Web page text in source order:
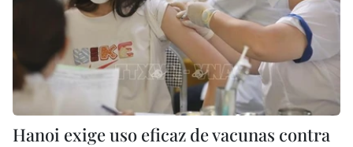
Hanoi exige uso eficaz de vacunas contra